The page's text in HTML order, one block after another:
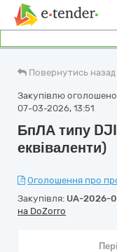
Повернутись назад
Закупівлю оголошено
07-03-2026, 13:51
БпЛА типу
еквіваленти)
Оголошення про
Закупівля: UA-2026-
на DoZorro